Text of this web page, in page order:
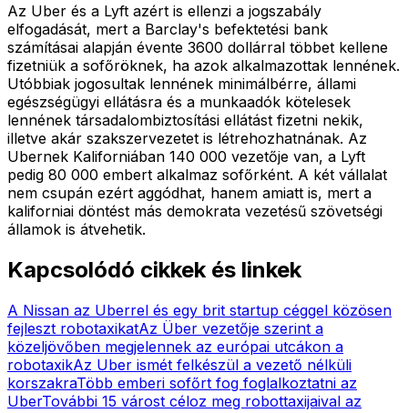
Az Uber és a Lyft azért is ellenzi a jogszabály
elfogadását, mert a Barclay's befektetési bank
számításai alapján évente 3600 dollárral többet kellene
fizetniük a sofőröknek, ha azok alkalmazottak lennének.
Utóbbiak jogosultak lennének minimálbérre, állami
egészségügyi ellátásra és a munkaadók kötelesek
lennének társadalombiztosítási ellátást fizetni nekik,
illetve akár szakszervezetet is létrehozhatnának. Az
Ubernek Kaliforniában 140 000 vezetője van, a Lyft
pedig 80 000 embert alkalmaz sofőrként. A két vállalat
nem csupán ezért aggódhat, hanem amiatt is, mert a
kaliforniai döntést más demokrata vezetésű szövetségi
államok is átvehetik.
Kapcsolódó cikkek és linkek
A Nissan az Uberrel és egy brit startup céggel közösen
fejleszt robotaxikatAz Über vezetője szerint a
közeljövőben megjelennek az európai utcákon a
robotaxikAz Uber ismét felkészül a vezető nélküli
korszakraTöbb emberi sofőrt fog foglalkoztatni az
UberTovábbi 15 várost céloz meg robottaxijaival az